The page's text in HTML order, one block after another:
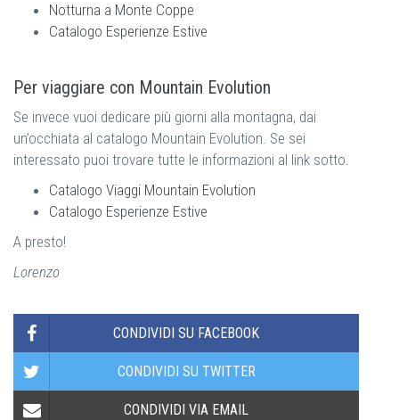
Notturna a Monte Coppe
Catalogo Esperienze Estive
Per viaggiare con Mountain Evolution
Se invece vuoi dedicare più giorni alla montagna, dai
un’occhiata al catalogo Mountain Evolution. Se sei
interessato puoi trovare tutte le informazioni al link sotto.
Catalogo Viaggi Mountain Evolution
Catalogo Esperienze Estive
A presto!
Lorenzo
CONDIVIDI SU FACEBOOK
CONDIVIDI SU TWITTER
CONDIVIDI VIA EMAIL